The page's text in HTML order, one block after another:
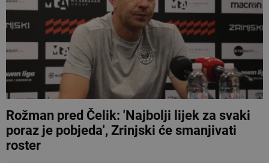
Rožman pred Čelik: 'Najbolji lijek za svaki
poraz je pobjeda', Zrinjski će smanjivati
roster